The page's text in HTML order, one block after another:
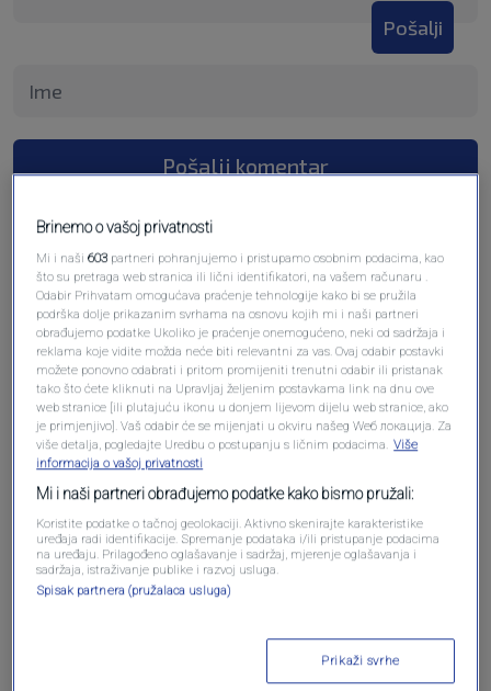
Pošalji
Pošalji komentar
Oglas
Oglas
Brinemo o vašoj privatnosti
Mi i naši603 partneri pohranjujemo i pristupamo osobnim podacima, kao
što su pretraga web stranica ili lični identifikatori, na vašem računaru .
Odabir Prihvatam omogućava praćenje tehnologije kako bi se pružila
podrška dolje prikazanim svrhama na osnovu kojih mi i naši partneri
obrađujemo podatke Ukoliko je praćenje onemogućeno, neki od sadržaja i
reklama koje vidite možda neće biti relevantni za vas. Ovaj odabir postavki
možete ponovno odabrati i pritom promijeniti trenutni odabir ili pristanak
tako što ćete kliknuti na Upravljaj željenim postavkama link na dnu ove
web stranice [ili plutajuću ikonu u donjem lijevom dijelu web stranice, ako
je primjenjivo]. Vaš odabir će se mijenjati u okviru našeg Wеб локација. Za
više detalja, pogledajte Uredbu o postupanju s ličnim podacima. Više
informacija o vašoj privatnosti
Mi i naši partneri obrađujemo podatke kako bismo pružali:
Koristite podatke o tačnoj geolokaciji. Aktivno skenirajte karakteristike
uređaja radi identifikacije. Spremanje podataka i/ili pristupanje podacima
na uređaju. Prilagođeno oglašavanje i sadržaj, mjerenje oglašavanja i
sadržaja, istraživanje publike i razvoj usluga.
Spisak partnera (pružalaca usluga)
Prikaži svrhe